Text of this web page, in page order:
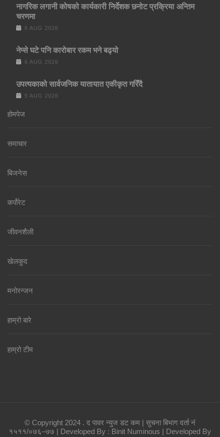
नागरिक लगानी कोषको कार्यकारी निर्देशक छनोट प्रक्रिया अन्तिम
चरणमा
6 AUG 2026
नेप्से घटे पनि कारोबार रकम भने बढ्यो
6 AUG 2026
उपत्यकाको सार्वजनिक यातायात एकीकृत गरिँदै
5 AUG 2026
होमपेज
समाचार
बिजनेस
कर्पोरेट
जीवनशैली
खेलकुद
मनोरन्जन
हाम्रो बारे
हाम्रो टीम
© Copyright 2024 . द पावर न्युज डट कम | सुचना बिभाग दर्ता नं
१५११/०७६–७७ | Developed By : Binit Numinous | Developed By